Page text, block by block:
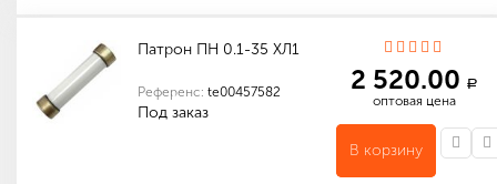
Патрон ПН 0.1-35 ХЛ1
Референс: te00457582
Под заказ
2 520.00 a
оптовая цена
В корзину